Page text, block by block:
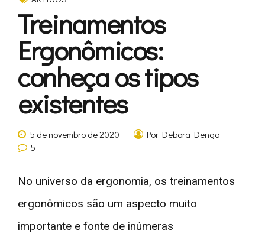
Treinamentos
Ergonômicos:
conheça os tipos
existentes
5 de novembro de 2020
Por Debora Dengo
5
No universo da ergonomia, os treinamentos
ergonômicos são um aspecto muito
importante e fonte de inúmeras